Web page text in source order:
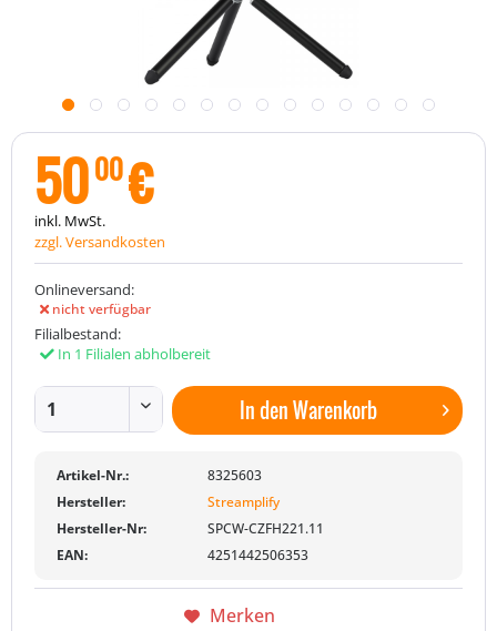
5000€
inkl. MwSt.
zzgl. Versandkosten
Onlineversand:
nicht verfügbar
Filialbestand:
In 1 Filialen abholbereit
In denWarenkorb
Artikel-Nr.:
8325603
Hersteller:
Streamplify
Hersteller-Nr:
SPCW-CZFH221.11
EAN:
4251442506353
Merken